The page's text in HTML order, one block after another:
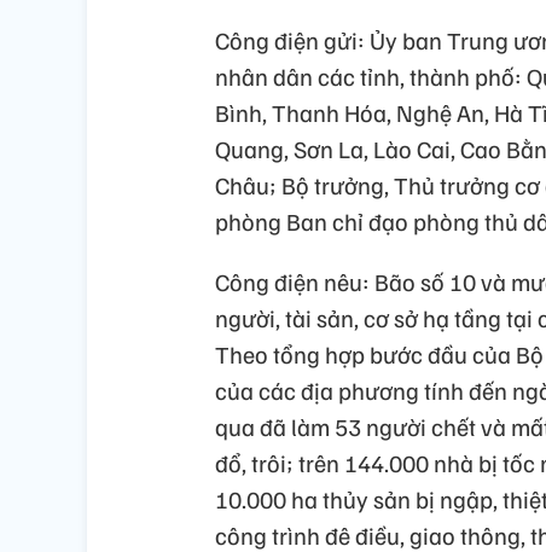
Công điện gửi: Ủy ban Trung
nhân dân các tỉnh, thành phố:
Bình, Thanh Hóa, Nghệ An, Hà
Quang, Sơn La, Lào Cai, Cao
Châu; Bộ trưởng, Thủ trưởng
phòng Ban chỉ đạo phòng thủ
Công điện nêu: Bão số 10 và
người, tài sản, cơ sở hạ tầng tại
Theo tổng hợp bước đầu của
của các địa phương tính đến
qua đã làm 53 người chết và
đổ, trôi; trên 144.000 nhà bị tốc
10.000 ha thủy sản bị ngập,
công trình đê điều, giao thông,